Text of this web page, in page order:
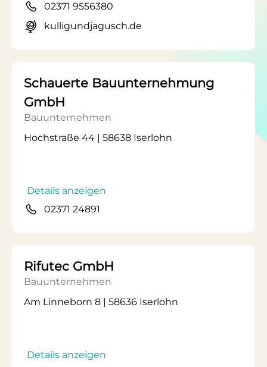
02371 9556380
kulligundjagusch.de
Schauerte Bauunternehmung
GmbH
Bauunternehmen
Hochstraße 44 | 58638 Iserlohn
Details anzeigen
02371 24891
Rifutec GmbH
Bauunternehmen
Am Linneborn 8 | 58636 Iserlohn
Details anzeigen